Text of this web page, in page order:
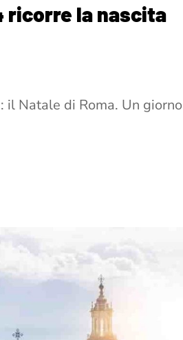
ricorre la nascita
Natale di Roma. Un giorno